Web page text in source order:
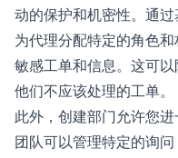
动的保护和机密性。通
为代理分配特定的角色
敏感工单和信息。这可
他们不应该处理的工单。
此外，创建部门允许您
团队可以管理特定的询问